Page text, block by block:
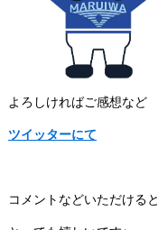
よろしければご感想など
ツイッターにて
コメントなどいただけると